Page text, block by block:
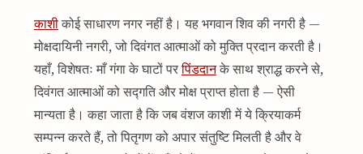
काशीकोई साधारण नगर नहीं है। यह भगवान शिव की नगरी है —
मोक्षदायिनी नगरी, जो दिवंगत आत्माओं को मुक्ति प्रदान करती है।
यहाँ, विशेषतः माँ गंगा के घाटों परपिंडदानके साथ श्राद्ध करने से,
दिवंगत आत्माओं को सद्गति और मोक्ष प्राप्त होता है — ऐसी
मान्यता है। कहा जाता है कि जब वंशज काशी में ये क्रियाकर्म
सम्पन्न करते हैं, तो पितृगण को अपार संतुष्टि मिलती है और वे